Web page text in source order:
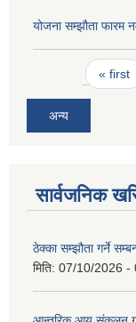
योजना सम्झौता फारम
Pages« first
अन्य
सार्वजनिक
ठेक्का सम्झौता गर्ने
मिति: 07/10/2026 -